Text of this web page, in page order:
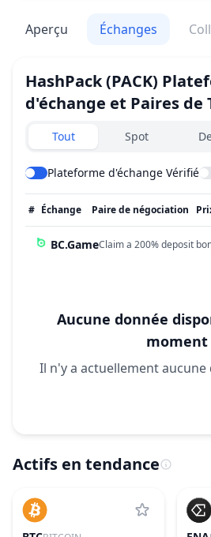
Aperçu Échanges
HashPack(PACK)
d'échange et Paires de
Exchanges type
Tout Spot
Plateforme d'échange Vérifié
# Échange Paire de négociation
BC.GameClaim a 200% deposit
Aucune donnée
moment
Il n'y a actuellement aucune
Actifs en tendance